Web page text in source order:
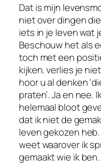
Dat is mijn
niet over dingen
iets in je leven wat
Beschouw het als
toch met een
kijken. verlies je
hoor u al denken
praten’. Ja en nee.
helemaal bloot
dat ik niet de
leven gekozen
weet waarover ik
gemaakt wie ik